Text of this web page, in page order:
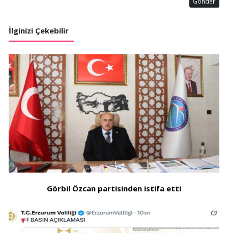
İlginizi Çekebilir
Görbil Özcan partisinden istifa etti